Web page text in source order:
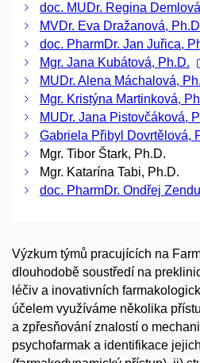
doc. MUDr. Regina
MVDr. Eva Dražanová,
doc. PharmDr. Jan Juřica,
Mgr. Jana Kubátová, Ph.D.
MUDr. Alena Máchalová,
Mgr. Kristýna Martinková,
MUDr. Jana Pistovčáková,
Gabriela Přibyl Dovrtělová,
Mgr. Tibor Štark, Ph.D.
Mgr. Katarína Tabi, Ph.D.
doc. PharmDr. Ondřej
Výzkum týmů pracujících na
dlouhodobě soustředí na
léčiv a inovativních
účelem využíváme několika
a zpřesňování znalostí o
psychofarmak a identifikace